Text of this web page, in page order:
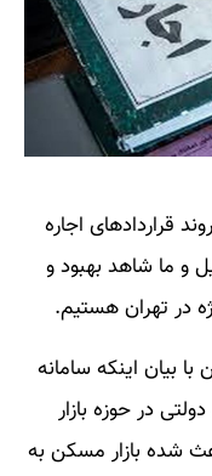
قراردادهای اجاره
و ما شاهد بهبود و
در تهران هستیم.
بیان اینکه سامانه
در حوزه بازار
شده بازار مسکن به